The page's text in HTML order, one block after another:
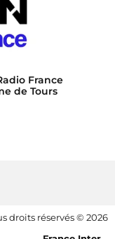
France
de Tours
droits réservés © 2026
de page - Mobile